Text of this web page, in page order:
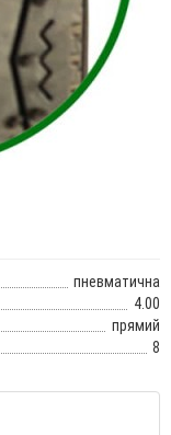
пневматична
4.00
прямий
8